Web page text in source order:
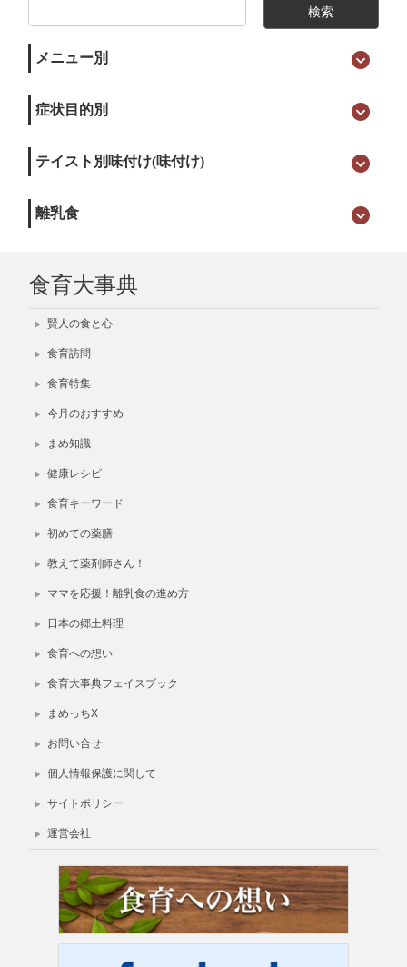
メニュー別
症状目的別
テイスト別味付け(味付け)
離乳食
食育大事典
賢人の食と心
食育訪問
食育特集
今月のおすすめ
まめ知識
健康レシピ
食育キーワード
初めての薬膳
教えて薬剤師さん！
ママを応援！離乳食の進め方
日本の郷土料理
食育への想い
食育大事典フェイスブック
まめっちX
お問い合せ
個人情報保護に関して
サイトポリシー
運営会社